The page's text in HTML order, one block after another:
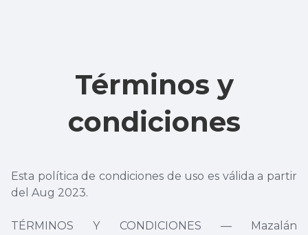
Términos y
condiciones
Esta política de condiciones de uso es válida a partir
del Aug 2023.
TÉRMINOS Y CONDICIONES — Mazalán